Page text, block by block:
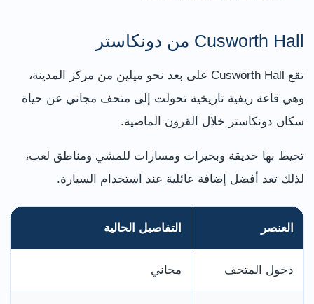
Cusworth Hall من دونكاستر
تقع Cusworth Hall على بعد نحو ميلين من مركز المدينة،
وهي قاعة ريفية تاريخية تحولت إلى متحف مجاني عن حياة
سكان دونكاستر خلال القرون الماضية.
تحيط بها حديقة وبحيرات ومسارات للمشي ومناطق لعب،
لذلك تعد أفضل إضافة عائلية عند استخدام السيارة.
العنصر التفاصيل الحالية
دخول المتحف مجاني